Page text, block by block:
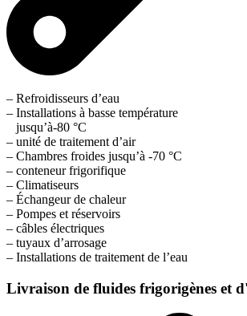
– Refroidisseurs d’eau
– Installations à basse température
jusqu’à-80 °C
– unité de traitement d’air
– Chambres froides jusqu’à -70 °C
– conteneur frigorifique
– Climatiseurs
– Échangeur de chaleur
– Pompes et réservoirs
– câbles électriques
– tuyaux d’arrosage
– Installations de traitement de l’eau
Livraison de fluides frigorigènes et